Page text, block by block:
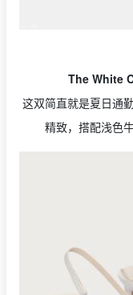
The White
这双简直就是夏日通
精致，搭配浅色